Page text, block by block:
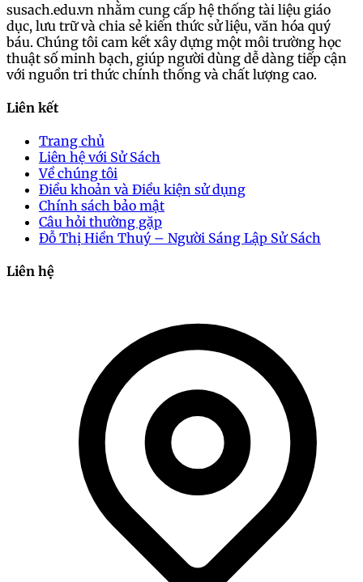
susach.edu.vn nhằm cung cấp hệ thống tài liệu giáo
dục, lưu trữ và chia sẻ kiến thức sử liệu, văn hóa quý
báu. Chúng tôi cam kết xây dựng một môi trường học
thuật số minh bạch, giúp người dùng dễ dàng tiếp cận
với nguồn tri thức chính thống và chất lượng cao.
Liên kết
Trang chủ
Liên hệ với Sử Sách
Về chúng tôi
Điều khoản và Điều kiện sử dụng
Chính sách bảo mật
Câu hỏi thường gặp
Đỗ Thị Hiền Thuý – Người Sáng Lập Sử Sách
Liên hệ